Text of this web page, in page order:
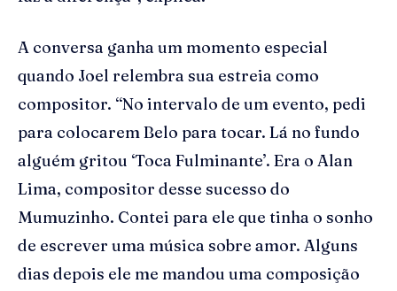
A conversa ganha um momento especial
quando Joel relembra sua estreia como
compositor. “No intervalo de um evento, pedi
para colocarem Belo para tocar. Lá no fundo
alguém gritou ‘Toca Fulminante’. Era o Alan
Lima, compositor desse sucesso do
Mumuzinho. Contei para ele que tinha o sonho
de escrever uma música sobre amor. Alguns
dias depois ele me mandou uma composição